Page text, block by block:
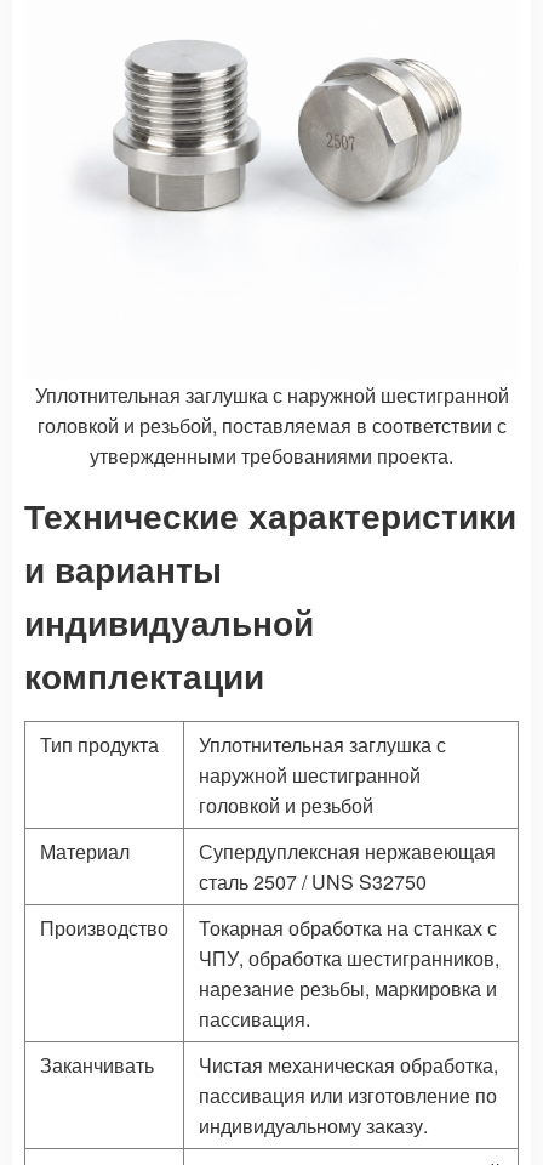
Уплотнительная заглушка с наружной шестигранной
головкой и резьбой, поставляемая в соответствии с
утвержденными требованиями проекта.
Технические характеристики
и варианты
индивидуальной
комплектации
Тип продукта
Уплотнительная заглушка с
наружной шестигранной
головкой и резьбой
Материал
Супердуплексная нержавеющая
сталь 2507 / UNS S32750
Производство
Токарная обработка на станках с
ЧПУ, обработка шестигранников,
нарезание резьбы, маркировка и
пассивация.
Заканчивать
Чистая механическая обработка,
пассивация или изготовление по
индивидуальному заказу.